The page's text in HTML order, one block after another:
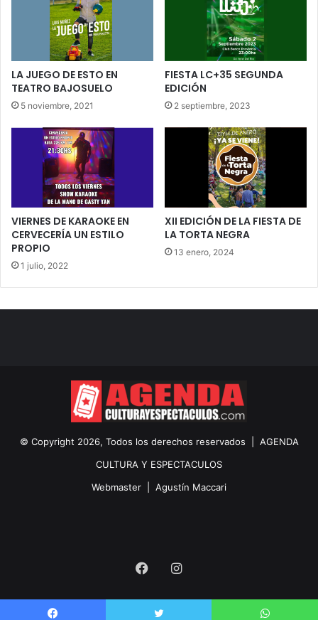
LA JUEGO DE ESTO EN
TEATRO BAJOSUELO
5 noviembre, 2021
FIESTA LC+35 SEGUNDA
EDICIÓN
2 septiembre, 2023
VIERNES DE KARAOKE EN
CERVECERÍA UN ESTILO
PROPIO
1 julio, 2022
XII EDICIÓN DE LA FIESTA DE
LA TORTA NEGRA
13 enero, 2024
© Copyright 2026, Todos los derechos reservados | AGENDA
CULTURA Y ESPECTACULOS
Webmaster | Agustín Maccari